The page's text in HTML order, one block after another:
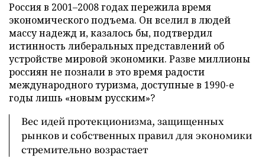
Россия в 2001–2008 годах пережила время
экономического подъема. Он вселил в людей
массу надежд и, казалось бы, подтвердил
истинность либеральных представлений об
устройстве мировой экономики. Разве миллионы
россиян не познали в это время радости
международного туризма, доступные в 1990-е
годы лишь «новым русским»?
Вес идей протекционизма, защищенных
рынков и собственных правил для экономики
стремительно возрастает